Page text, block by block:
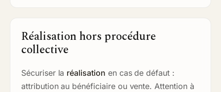
Réalisation hors procédure
collective
Sécuriser la réalisation en cas de défaut :
attribution au bénéficiaire ou vente. Attention à